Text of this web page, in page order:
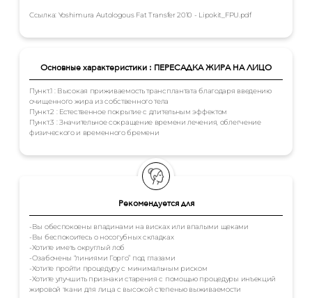
Рекомендуется для
-Вы обеспокоены впадинами на висках или впалыми щеками
-Вы беспокоитесь о носогубных складках
-Хотите иметь округлый лоб
-Озабочены “линиями Горго” под глазами
-Хотите пройти процедуру с минимальным риском
-Хотите улучшить признаки старения с помощью процедуры инъекций
жировой ткани для лица с высокой степенью выживаемости
Ссылка: Yoshimura Autologous Fat Transfer 2010 - Lipokit_FPU.pdf
Основные характеристики : ПЕРЕСАДКА ЖИРА НА ЛИЦО
Пункт.1 : Высокая приживаемость трансплантата благодаря введению
очищенного жира из собственного тела
Пункт.2 : Естественное покрытие с длительным эффектом
Пункт.3 : Значительное сокращение времени лечения, облегчение
физического и временного бремени